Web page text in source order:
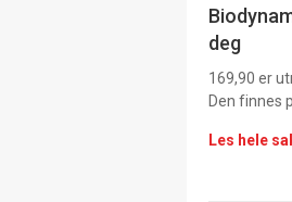
deg
169,90 er
Den finnes
Les hele